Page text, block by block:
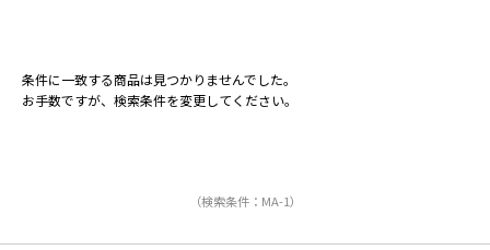
条件に一致する商品は見つかりませんでした。
お手数ですが、検索条件を変更してください。
（検索条件：MA-1）